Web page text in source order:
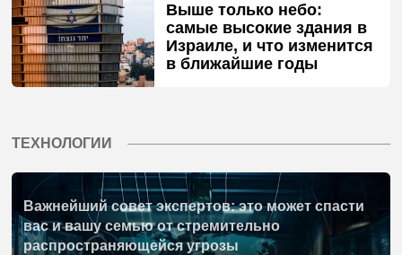
Выше только небо:
самые высокие здания в
Израиле, и что изменится
в ближайшие годы
ТЕХНОЛОГИИ
Важнейший совет экспертов: это может спасти
вас и вашу семью от стремительно
распространяющейся угрозы